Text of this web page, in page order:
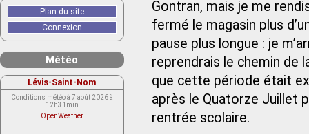
Gontran, mais je me
fermé le magasin plus
pause plus longue : je
reprendrais le chemin de
que cette période était
après le Quatorze Juillet
rentrée scolaire.
Plan du site
Connexion
Météo
Lévis-Saint-Nom
Conditions météo à 7 août 2026 à
12h31min
OpenWeather